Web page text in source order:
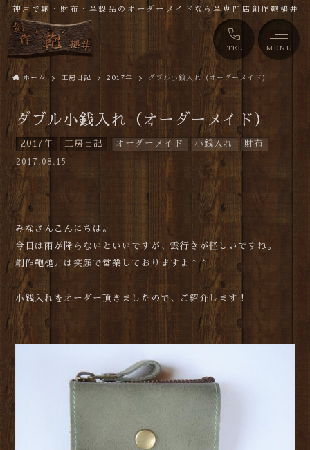
TEL MENU
神戸で鞄・財布・革製品のオーダーメイドなら革専門店創作鞄槌井
ホーム 工房日記 2017年 ダブル小銭入れ（オーダーメイド）
ダブル小銭入れ（オーダーメイド）
2017年 工房日記 オーダーメイド 小銭入れ 財布
2017.08.15
みなさんこんにちは。
今日は雨が降らないといいですが、雲行きが怪しいですね。
創作鞄槌井は笑顔で営業しておりますよ＾＾
小銭入れをオーダー頂きましたので、ご紹介します！